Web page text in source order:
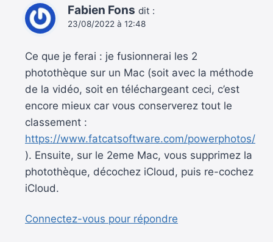
Fabien Fons dit :
23/08/2022 à 12:48
Ce que je ferai : je fusionnerai les 2
photothèque sur un Mac (soit avec la méthode
de la vidéo, soit en téléchargeant ceci, c’est
encore mieux car vous conserverez tout le
classement :
https://www.fatcatsoftware.com/powerphotos/
). Ensuite, sur le 2eme Mac, vous supprimez la
photothèque, décochez iCloud, puis re-cochez
iCloud.
Connectez-vous pour répondre